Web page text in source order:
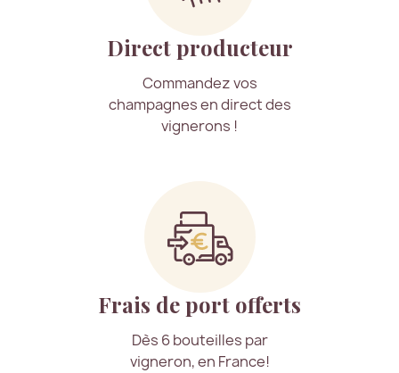
Direct producteur
Commandez vos
champagnes en direct des
vignerons !
Frais de port offerts
Dès 6 bouteilles par
vigneron, en France!